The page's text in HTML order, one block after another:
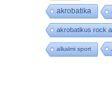
akrobatika
akrobatikus rock
alkalmi sport